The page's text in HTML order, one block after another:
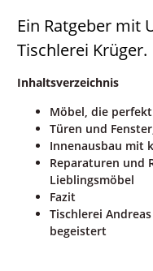
Ein Ratgeber mit
Tischlerei Krüger.
Inhaltsverzeichnis
Möbel, die
Türen und
Innenausbau mit
Reparaturen und
Lieblingsmöbel
Fazit
Tischlerei
begeistert